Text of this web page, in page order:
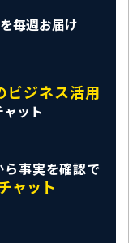
を毎週お届け
ビジネス活用
ット
事実を確認で
ャット